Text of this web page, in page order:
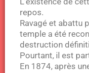
repos.
Ravagé et abattu
temple a été
destruction
Pourtant, il est
En 1874, après